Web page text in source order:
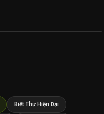
Biệt Thự Hiện Đại